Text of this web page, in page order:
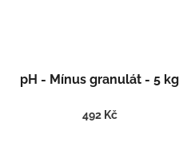
hodnocení
5,0
pH - Mínus granulát - 5 kg
492 Kč